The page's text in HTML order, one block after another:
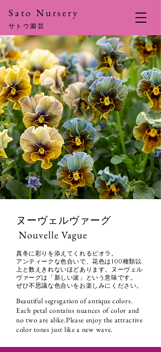
​Sato Nursery
サトウ園芸
ヌーヴェルヴァーグ
Nouvelle Vague
真冬に彩りを添えてくれるビオラ。
アンティークな色合いで、花色は100種類以
上と数えきれないほどあります。
ヌーヴェル
ヴァーグは「新しい波」という意味です。
ぜひ不思議な色合いをお楽しみにください。​
Beautiful segregation of antique colors.
Each petal contains nuances of color and
no two are alike.Please enjoy the attractive
color tones just like a new wave.